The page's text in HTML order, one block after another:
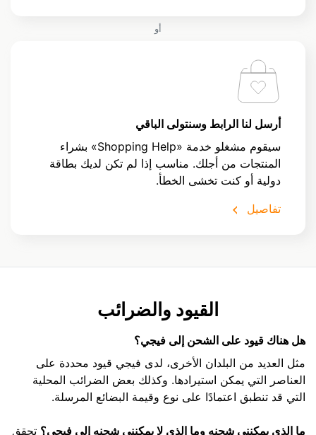
أو
أرسل لنا الرابط وسنتولى الباقي
سيقوم مشغلو خدمة «Shopping Help» بشراء
المنتجات من أجلك. مناسب إذا لم تكن لديك بطاقة
دولية أو كنت تخشى الخطأ.
تفاصيل
القيود والضرائب
هل هناك قيود على الشحن إلى فيجي؟
مثل العديد من البلدان الأخرى، لدى فيجي قيود محددة على
العناصر التي يمكن استيرادها. وكذلك بعض الضرائب المحلية
التي قد تنطبق اعتمادًا على نوع وقيمة البضائع المرسلة.
ما الذي يمكنني شحنه وما الذي لا يمكنني شحنه إلى فيجي؟ تحقق